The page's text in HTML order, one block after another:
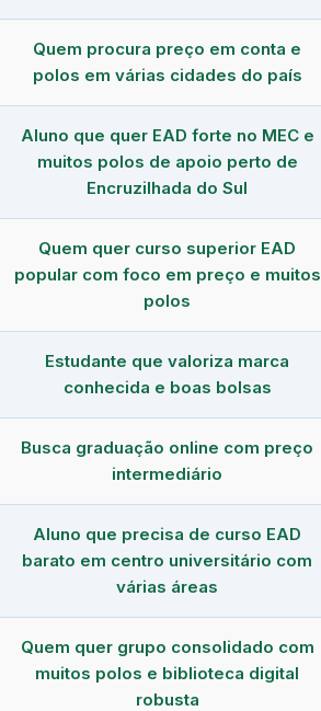
Quem procura preço em conta e
polos em várias cidades do país
Aluno que quer EAD forte no MEC e
muitos polos de apoio perto de
Encruzilhada do Sul
Quem quer curso superior EAD
popular com foco em preço e muitos
polos
Estudante que valoriza marca
conhecida e boas bolsas
Busca graduação online com preço
intermediário
Aluno que precisa de curso EAD
barato em centro universitário com
várias áreas
Quem quer grupo consolidado com
muitos polos e biblioteca digital
robusta